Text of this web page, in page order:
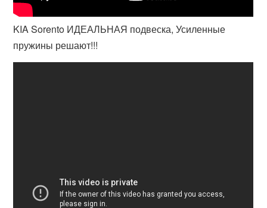
KIA Sorento ИДЕАЛЬНАЯ подвеска, Усиленные
пружины решают!!!